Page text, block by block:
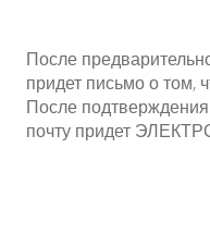
После
придет письмо о том,
После
почту придет